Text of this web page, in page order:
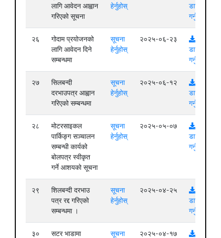
लागि आवेदन आह्वान
गरिएको सूचना
हेर्नुहोस्
डाउनलोड
गर्नुहोस्
२६
गोदाम प्रयोजनको
लागि आवेदन दिने
सम्बन्धमा
सूचना
हेर्नुहोस्
२०२५-०६-२३
डाउनलोड
गर्नुहोस्
२७
सिलबन्दी
दरभाउपत्र आह्वान
गरिएको सम्बन्धमा
सूचना
हेर्नुहोस्
२०२५-०६-१२
डाउनलोड
गर्नुहोस्
२८
मोटरसाइकल
पार्किङ्ग सञ्चालन
सम्बन्धी कार्यको
बोलपत्र स्वीकृत
गर्ने आशयको सूचना
सूचना
हेर्नुहोस्
२०२५-०५-०७
डाउनलोड
गर्नुहोस्
२९
शिलबन्दी दरभाउ
पत्र रद्द गरिएको
सम्बन्धमा ।
सूचना
हेर्नुहोस्
२०२५-०४-२५
डाउनलोड
गर्नुहोस्
३०
सटर भाडामा
सूचना
२०२५-०४-१७